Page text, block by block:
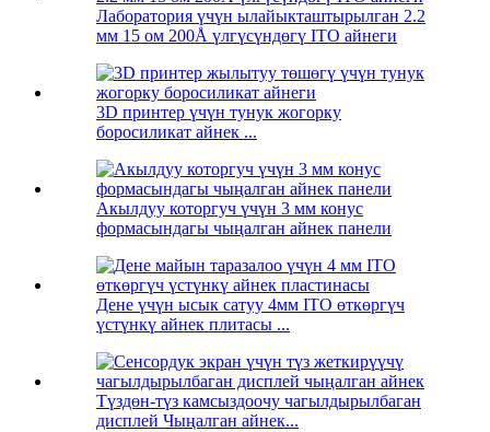
Лаборатория үчүн ылайыкташтырылган 2.2
мм 15 ом 200Å үлгүсүндөгү ITO айнеги
3D принтер үчүн тунук жогорку
боросиликат айнек ...
Акылдуу которгуч үчүн 3 мм конус
формасындагы чыңалган айнек панели
Дене үчүн ысык сатуу 4мм ITO өткөргүч
үстүнкү айнек плитасы ...
Түздөн-түз камсыздоочу чагылдырылбаган
дисплей Чыңалган айнек...